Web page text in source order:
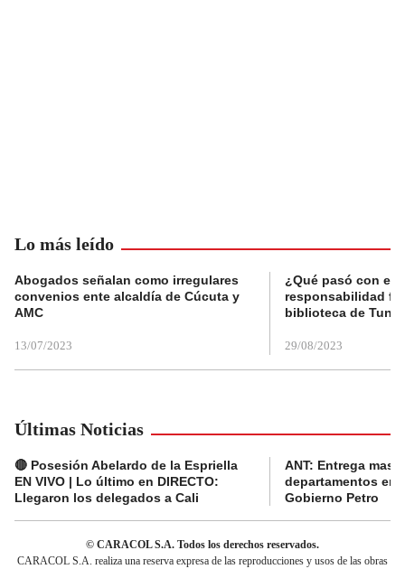
Lo más leído
Abogados señalan como irregulares
convenios ente alcaldía de Cúcuta y
AMC
13/07/2023
¿Qué pasó con el
responsabilidad
biblioteca de
29/08/2023
Últimas Noticias
🔴 Posesión Abelardo de la Espriella
EN VIVO | Lo último en DIRECTO:
Llegaron los delegados a Cali
ANT: Entrega
departamentos en
Gobierno Petro
© CARACOL S.A. Todos los derechos reservados.
CARACOL S.A. realiza una reserva expresa de las reproducciones y usos de las obras